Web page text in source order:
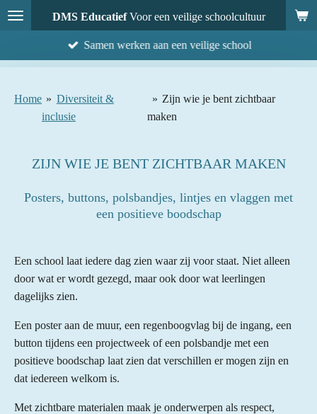
Ga
direct
DMS EducatiefVoor een veilige schoolcultuur
Samen werken aan een veilige school
Home » Diversiteit &
inclusie
» Zijn wie je bent zichtbaar
maken
ZIJN WIE JE BENT ZICHTBAAR MAKEN
Posters, buttons, polsbandjes, lintjes en vlaggen met
een positieve boodschap
Een school laat iedere dag zien waar zij voor staat. Niet alleen
door wat er wordt gezegd, maar ook door wat leerlingen
dagelijks zien.
Een poster aan de muur, een regenboogvlag bij de ingang, een
button tijdens een projectweek of een polsbandje met een
positieve boodschap laat zien dat verschillen er mogen zijn en
dat iedereen welkom is.
Met zichtbare materialen maak je onderwerpen als respect,